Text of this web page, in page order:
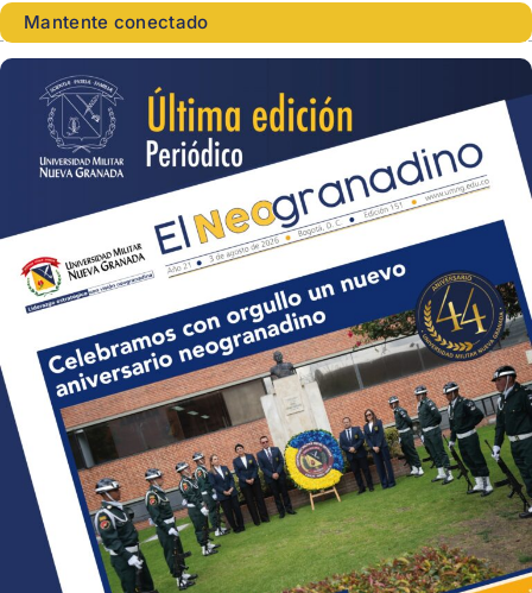
Mantente conectado